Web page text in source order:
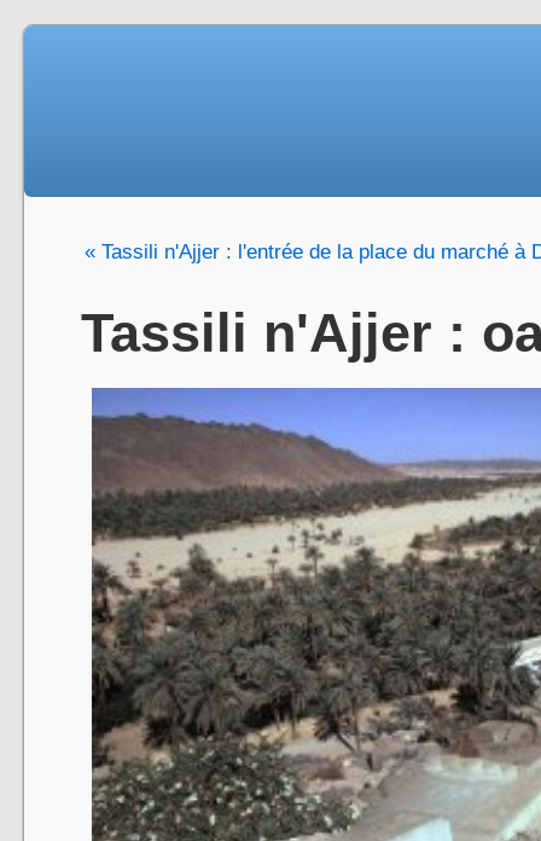
« Tassili n'Ajjer : l'entrée de la place du marché à
Tassili n'Ajjer :